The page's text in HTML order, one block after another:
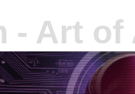
- Art